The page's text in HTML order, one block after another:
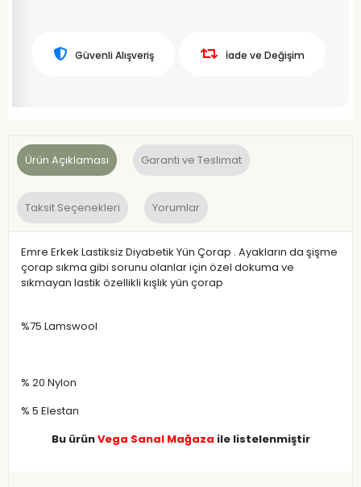
Güvenli Alışveriş İade ve Değişim
Ürün Açıklaması Garanti ve Teslimat
Taksit Seçenekleri Yorumlar
Emre Erkek Lastiksiz Diyabetik Yün Çorap . Ayakların da şişme
çorap sıkma gibi sorunu olanlar için özel dokuma ve
sıkmayan lastik özellikli kışlık yün çorap
%75 Lamswool
% 20 Nylon
% 5 Elestan
Bu ürünVega Sanal Mağaza ile listelenmiştir